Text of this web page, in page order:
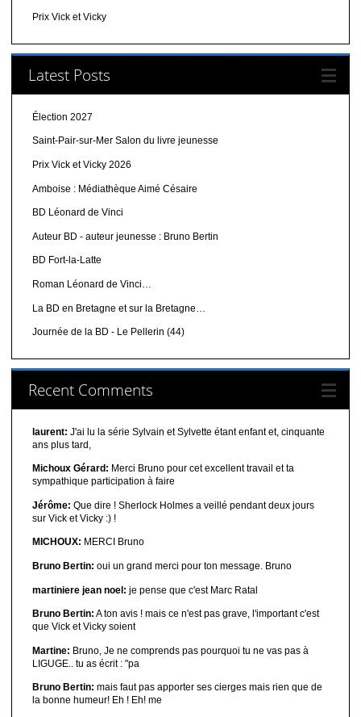
Prix Vick et Vicky
Latest Posts
Élection 2027
Saint-Pair-sur-Mer Salon du livre jeunesse
Prix Vick et Vicky 2026
Amboise : Médiathèque Aimé Césaire
BD Léonard de Vinci
Auteur BD - auteur jeunesse : Bruno Bertin
BD Fort-la-Latte
Roman Léonard de Vinci…
La BD en Bretagne et sur la Bretagne…
Journée de la BD - Le Pellerin (44)
Recent Comments
laurent: J'ai lu la série Sylvain et Sylvette étant enfant et, cinquante
ans plus tard,
Michoux Gérard: Merci Bruno pour cet excellent travail et ta
sympathique participation à faire
Jérôme: Que dire ! Sherlock Holmes a veillé pendant deux jours
sur Vick et Vicky :) !
MICHOUX: MERCI Bruno
Bruno Bertin: oui un grand merci pour ton message. Bruno
martiniere jean noel: je pense que c'est Marc Ratal
Bruno Bertin: A ton avis ! mais ce n'est pas grave, l'important c'est
que Vick et Vicky soient
Martine: Bruno, Je ne comprends pas pourquoi tu ne vas pas à
LIGUGE.. tu as écrit : "pa
Bruno Bertin: mais faut pas apporter ses cierges mais rien que de
la bonne humeur! Eh ! Eh! me